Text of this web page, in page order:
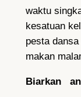
waktu
kesatuan
pesta
makan
Biarkan